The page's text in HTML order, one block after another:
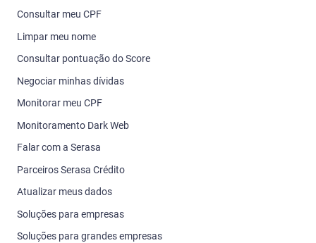
Consultar meu CPF
Limpar meu nome
Consultar pontuação do Score
Negociar minhas dívidas
Monitorar meu CPF
Monitoramento Dark Web
Falar com a Serasa
Parceiros Serasa Crédito
Atualizar meus dados
Soluções para empresas
Soluções para grandes empresas